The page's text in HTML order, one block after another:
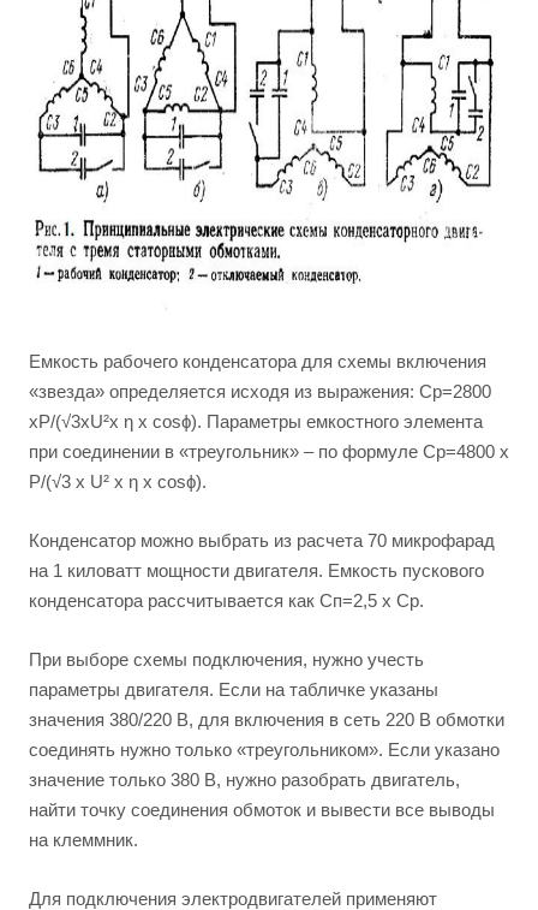
Емкость рабочего конденсатора для схемы включения
«звезда» определяется исходя из выражения: Cр=2800
хP/(√3хU²х η х cosϕ). Параметры емкостного элемента
при соединении в «треугольник» – по формуле Cр=4800 х
P/(√3 х U² х η х cosϕ).
Конденсатор можно выбрать из расчета 70 микрофарад
на 1 киловатт мощности двигателя. Емкость пускового
конденсатора рассчитывается как Cп=2,5 х Cр.
При выборе схемы подключения, нужно учесть
параметры двигателя. Если на табличке указаны
значения 380/220 В, для включения в сеть 220 В обмотки
соединять нужно только «треугольником». Если указано
значение только 380 В, нужно разобрать двигатель,
найти точку соединения обмоток и вывести все выводы
на клеммник.
Для подключения электродвигателей применяют